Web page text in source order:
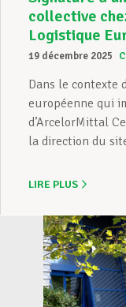
collective
Logistique
19 décembre 2025
Dans le contexte
européenne qui
d’ArcelorMittal
la direction du
LIRE PLUS